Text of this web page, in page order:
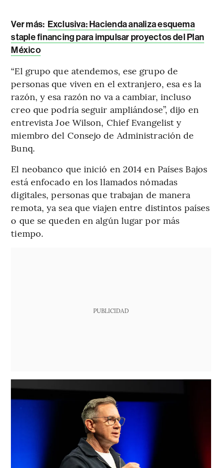
Ver más: Exclusiva: Hacienda analiza esquema
staple financing para impulsar proyectos del Plan
México
“El grupo que atendemos, ese grupo de
personas que viven en el extranjero, esa es la
razón, y esa razón no va a cambiar, incluso
creo que podría seguir ampliándose”, dijo en
entrevista Joe Wilson, Chief Evangelist y
miembro del Consejo de Administración de
Bunq.
El neobanco que inició en 2014 en Países Bajos
está enfocado en los llamados nómadas
digitales, personas que trabajan de manera
remota, ya sea que viajen entre distintos países
o que se queden en algún lugar por más
tiempo.
PUBLICIDAD